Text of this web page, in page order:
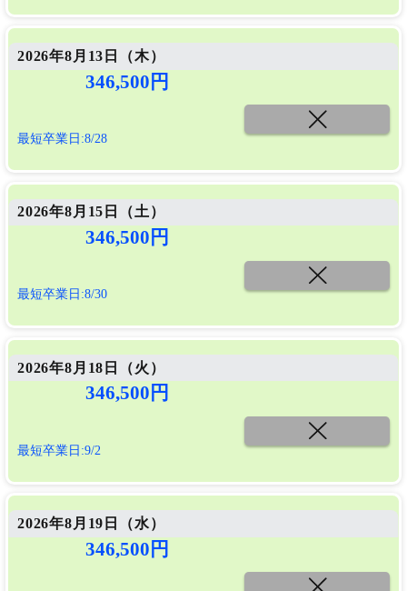
2026年8月13日（木）
346,500円
最短卒業日:8/28
2026年8月15日（土 ）
346,500円
最短卒業日:8/30
2026年8月18日（火 ）
346,500円
最短卒業日:9/2
2026年8月19日（水）
346,500円